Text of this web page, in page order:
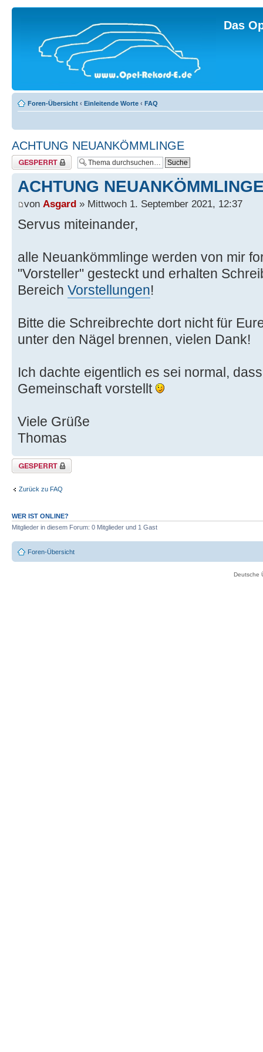
Das
Foren-Übersicht ‹ Einleitende Worte ‹ FAQ
ACHTUNG NEUANKÖMMLINGE
Thema gesperrt
ACHTUNG
von Asgard » Mittwoch 1. September 2021, 12:37
Servus miteinander,
alle Neuankömmlinge werden von mir
"Vorsteller" gesteckt und erhalten
Bereich Vorstellungen!
Bitte die Schreibrechte dort nicht für
unter den Nägel brennen, vielen Dank!
Ich dachte eigentlich es sei normal,
Gemeinschaft vorstellt
Viele Grüße
Thomas
Thema gesperrt
Zurück zu FAQ
WER IST ONLINE?
Mitglieder in diesem Forum: 0 Mitglieder und 1 Gast
Foren-Übersicht
Deutsche